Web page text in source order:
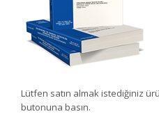
Lütfen satın almak istediğiniz
butonuna basın.